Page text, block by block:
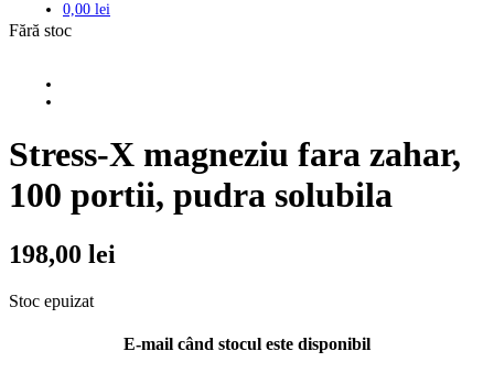
0,00 lei
Fără stoc
Stress-X magneziu fara zahar,
100 portii, pudra solubila
198,00 lei
Stoc epuizat
E-mail când stocul este disponibil